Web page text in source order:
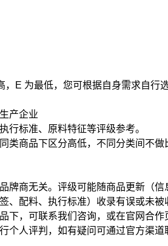
， E 为最低，您可根据自身需求自行
产企业
执行标准、 原料特征等评级参考。
同类商品下区分高低，不同分类间不
牌商无关。评级可能随商品更新（信
、配料、执行标准）收录有误或未
下，可联系我们咨询，或在官网合
个人评判，如有疑问可通过官方渠道